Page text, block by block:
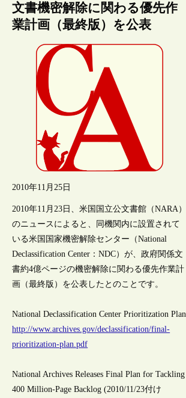
文書機密解除に関わる優先作
業計画（最終版）を公表
2010年11月25日
2010年11月23日、米国国立公文書館（NARA）
のニュースによると、同機関内に設置されて
いる米国国家機密解除センター（National
Declassification Center：NDC）が、政府関係文
書約4億ページの機密解除に関わる優先作業計
画（最終版）を公表したとのことです。
National Declassification Center Prioritization Plan
http://www.archives.gov/declassification/final-
prioritization-plan.pdf
National Archives Releases Final Plan for Tackling
400 Million-Page Backlog (2010/11/23付け